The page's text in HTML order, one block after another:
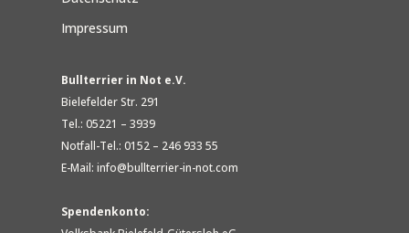
Impressum
Bullterrier in Not e.V.
Bielefelder Str. 291
Tel.: 05221 – 3939
Notfall-Tel.: 0152 – 246 933 55
E-Mail: info@bullterrier-in-not.com
Spendenkonto: